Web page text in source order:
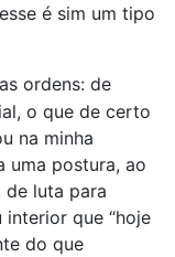
é sim um tipo
ordens: de
o que de certo
na minha
uma postura, ao
luta para
interior que “hoje
do que